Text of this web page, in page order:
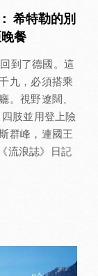
希特勒的別
餐
到了德國。這
九，必須搭乘
。視野遼闊、
肢並用登上險
群峰，連國王
浪誌》日記